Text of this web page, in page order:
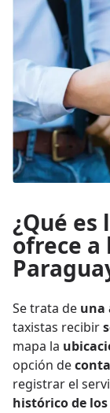
¿Qué es
ofrece a
Se trata de una
taxistas recibir
mapa la
opción de
registrar el
histórico de